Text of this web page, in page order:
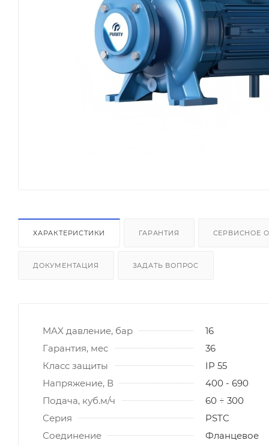
ХАРАКТЕРИСТИКИ ГАРАНТИЯ СЕРВИСНОЕ
ДОКУМЕНТАЦИЯ ЗАДАТЬ ВОПРОС
MAX давление, бар
16
Гарантия, мес
36
Класс защиты
IP 55
Напряжение, В
400 - 690
Подача, куб.м/ч
60 ÷ 300
Серия
PSTC
Соединение
Фланцевое